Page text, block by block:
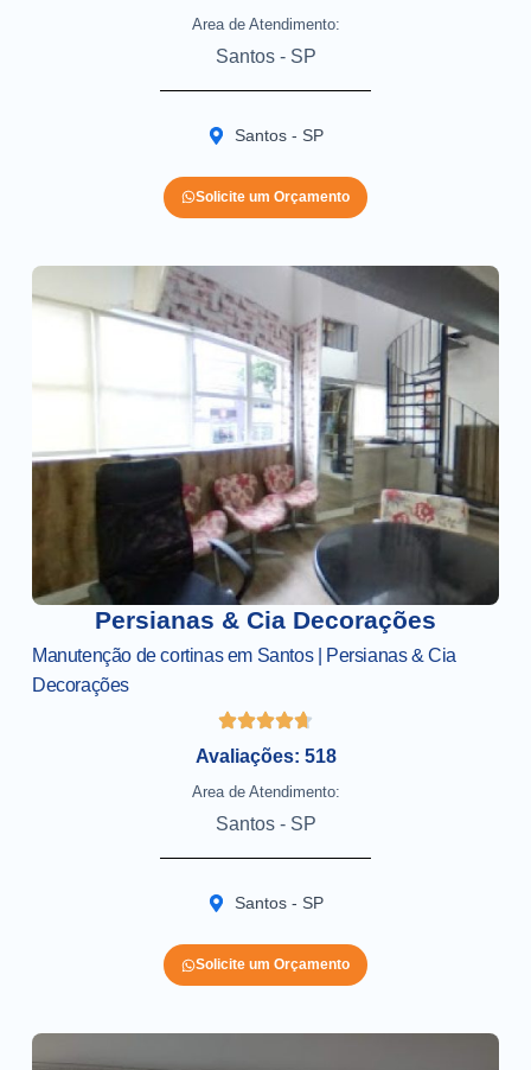
Area de Atendimento:
Santos - SP
Santos - SP
Solicite um Orçamento
Persianas & Cia Decorações
Manutenção de cortinas em Santos | Persianas & Cia
Decorações
Avaliações: 518
Area de Atendimento:
Santos - SP
Santos - SP
Solicite um Orçamento